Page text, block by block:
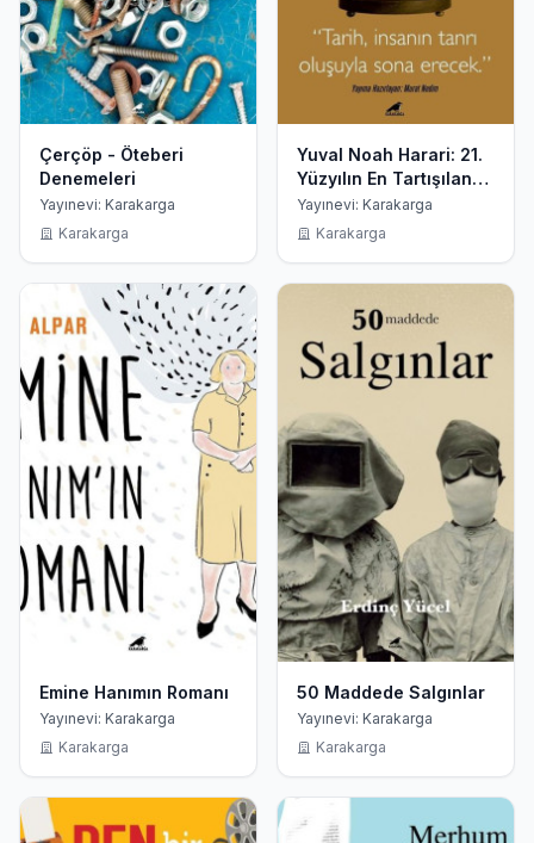
Çerçöp - Öteberi
Denemeleri
Yayınevi: Karakarga
Karakarga
Yuval Noah Harari: 21.
Yüzyılın En Tartışılan
Tarihçisi
Yayınevi: Karakarga
Karakarga
Emine Hanımın Romanı
Yayınevi: Karakarga
Karakarga
50 Maddede Salgınlar
Yayınevi: Karakarga
Karakarga